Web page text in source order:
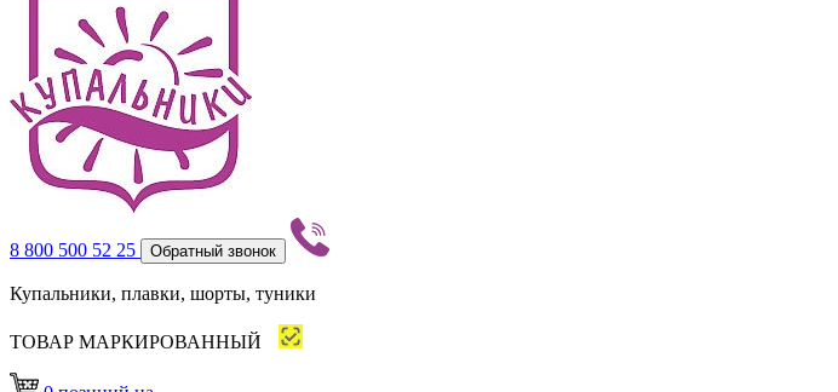
8 800 500 52 25 Обратный звонок
Купальники, плавки, шорты, туники
ТОВАР МАРКИРОВАННЫЙ